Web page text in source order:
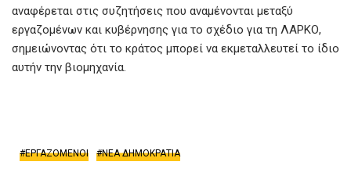
αναφέρεται στις συζητήσεις που αναμένονται μεταξύ
εργαζομένων και κυβέρνησης για το σχέδιο για τη ΛΑΡΚΟ,
σημειώνοντας ότι το κράτος μπορεί να εκμεταλλευτεί το ίδιο
αυτήν την βιομηχανία.
ΕΡΓΑΖΟΜΕΝΟΙ ΝΕΑ ΔΗΜΟΚΡΑΤΙΑ